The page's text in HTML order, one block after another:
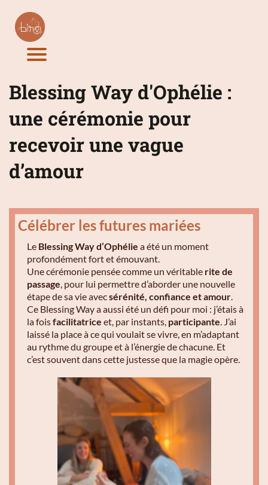
Blessing Way d'Ophélie :
une cérémonie pour
recevoir une vague
d’amour
Célébrer les futures mariées
Le Blessing Way d’Ophélie a été un moment
profondément fort et émouvant.
Une cérémonie pensée comme un véritable rite de
passage, pour lui permettre d’aborder une nouvelle
étape de sa vie avecsérénité, confiance et amour.
Ce Blessing Way a aussi été un défi pour moi : j’étais à
la foisfacilitatrice et, par instants, participante. J’ai
laissé la place à ce qui voulait se vivre, en m’adaptant
au rythme du groupe et à l’énergie de chacune. Et
c’est souvent dans cette justesse que la magie opère.